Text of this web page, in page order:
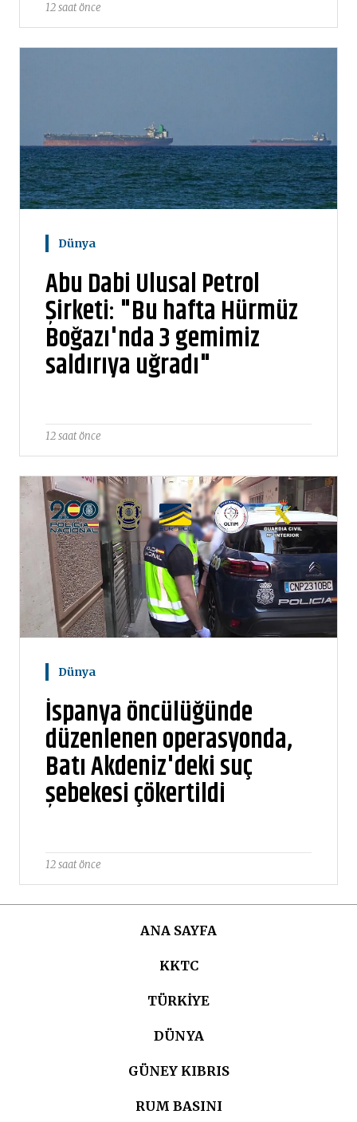
12 saat önce
Dünya
Abu Dabi Ulusal Petrol
Şirketi: "Bu hafta Hürmüz
Boğazı'nda 3 gemimiz
saldırıya uğradı"
12 saat önce
Dünya
İspanya öncülüğünde
düzenlenen operasyonda,
Batı Akdeniz'deki suç
şebekesi çökertildi
12 saat önce
ANA SAYFA
KKTC
TÜRKIYE
DÜNYA
GÜNEY KIBRIS
RUM BASINI